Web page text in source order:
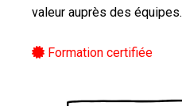
valeur auprès des équipes.
Formation certifiée